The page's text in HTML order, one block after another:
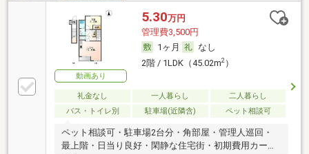
動画あり
5.30万円
管理費3,500円
1ヶ月
なし
2階 / 1LDK（45.02m2）
礼金なし 一人暮らし
二人暮らし
バス・トイレ別
駐車場(近隣含) ペット相談可
ペット相談可・駐車場2台分・角部屋・管理人巡回・
最上階・日当り良好・閑静な住宅街・初期費用カード